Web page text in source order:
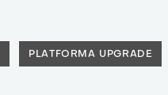
PLATFORMA UPGRADE